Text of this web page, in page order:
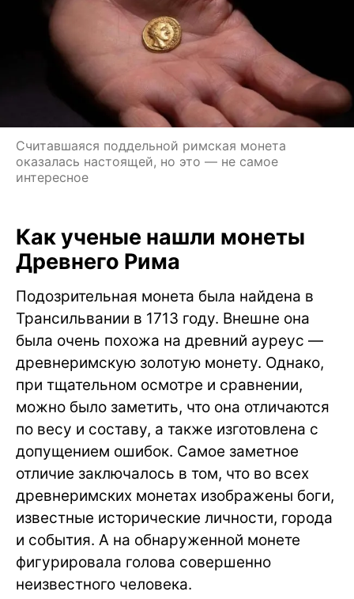
Считавшаяся поддельной римская монета
оказалась настоящей, но это — не самое
интересное
Как ученые нашли монеты
Древнего Рима
Подозрительная монета была найдена в
Трансильвании в 1713 году. Внешне она
была очень похожа на древний ауреус —
древнеримскую золотую монету. Однако,
при тщательном осмотре и сравнении,
можно было заметить, что она отличаются
по весу и составу, а также изготовлена с
допущением ошибок. Самое заметное
отличие заключалось в том, что во всех
древнеримских монетах изображены боги,
известные исторические личности, города
и события. А на обнаруженной монете
фигурировала голова совершенно
неизвестного человека.